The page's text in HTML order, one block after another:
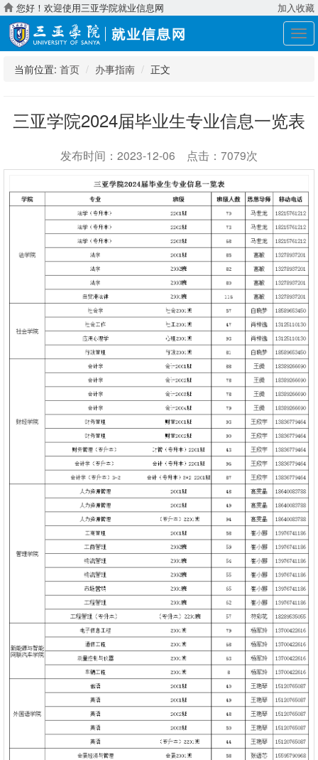
您好！欢迎使用三亚学院就业信息网 加入收藏
展
开
当前位置: 首页 办事指南 正文
三亚学院2024届毕业生专业信息一览表
发布时间：2023-12-06 点击：7079次